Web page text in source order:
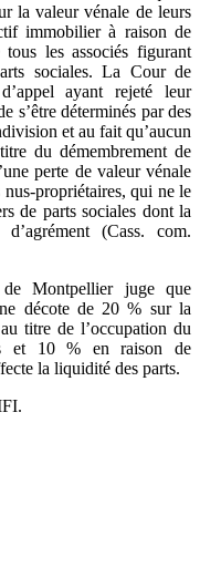
la valeur vénale de leurs
immobilier à raison de
tous les associés figurant
sociales. La Cour de
ayant rejeté leur
s’être déterminés par des
et au fait qu’aucun
du démembrement de
perte de valeur vénale
qui ne le
de parts sociales dont la
(Cass. com.
Montpellier juge que
décote de 20 % sur la
titre de l’occupation du
et 10 % en raison de
la liquidité des parts.